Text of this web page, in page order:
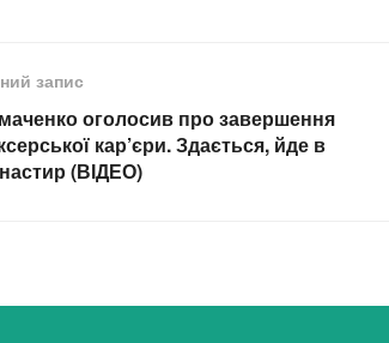
запис
оголосив про завершення
кар’єри. Здається, йде в
(ВІДЕО)